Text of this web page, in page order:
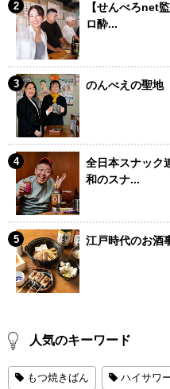
【せんべろnet
ロ酔...
のんべえの聖地
全日本スナック
和のスナ...
江戸時代のお酒
人気のキーワード
もつ焼きばん ハイサワ